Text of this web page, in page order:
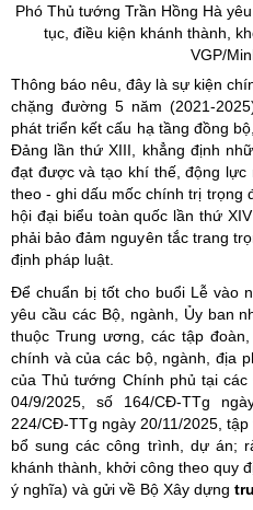
Phó Thủ tướng Trần Hồng Hà
tục, điều kiện khánh thành,
VGP/
Thông báo nêu, đây là sự kiện
chặng đường 5 năm (2021-
phát triển kết cấu hạ tầng đồng
Đảng lần thứ XIII, khẳng định
đạt được và tạo khí thế, động
theo - ghi dấu mốc chính trị trọng
hội đại biểu toàn quốc lần thứ
phải bảo đảm nguyên tắc trang
định pháp luật.
Để chuẩn bị tốt cho buổi Lễ vào
yêu cầu các Bộ, ngành, Ủy ban
thuộc Trung ương, các tập
chính và của các bộ, ngành, địa
của Thủ tướng Chính phủ tại
04/9/2025, số 164/CĐ-TTg
224/CĐ-TTg ngày 20/11/2025,
bổ sung các công trình, dự án;
khánh thành, khởi công theo quy
ý nghĩa) và gửi về Bộ Xây dựng